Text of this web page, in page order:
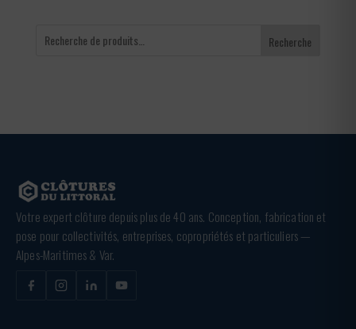
Recherche
Votre expert clôture depuis plus de 40 ans. Conception, fabrication et
pose pour collectivités, entreprises, copropriétés et particuliers —
Alpes-Maritimes & Var.